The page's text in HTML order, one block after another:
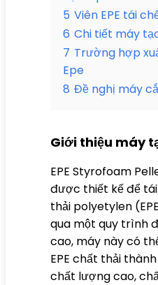
5 Viên EPE tái
6 Chi tiết máy
7 Trường hợp
Epe
8 Đề nghị máy
Giới thiệu máy
EPE Styrofoam
được thiết kế để
thải polyetylen
qua một quy trình
cao, máy này có
EPE chất thải
chất lượng cao,